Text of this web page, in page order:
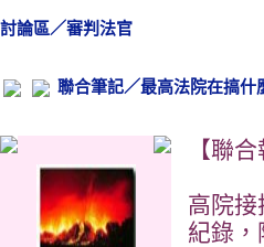
討論區／審判法官
聯合筆記／最高法院在搞什
【聯
高院
紀錄